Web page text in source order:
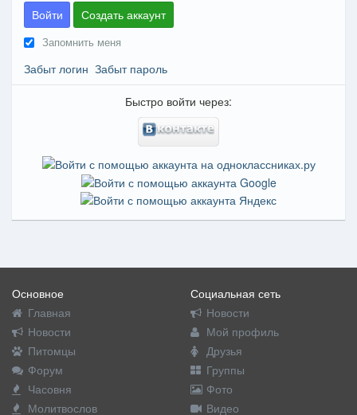
Войти Создать аккаунт
Запомнить меня
Забыт логин Забыт пароль
Быстро войти через:
Основное
Главная
Новости
Питомцы
Форум
Часовня
Молитвослов
Социальная сеть
Новости
Мой профиль
Друзья
Группы
Фото
Видео